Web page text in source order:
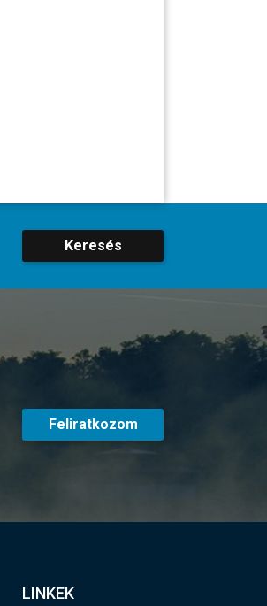
Keresés
Feliratkozom
LINKEK